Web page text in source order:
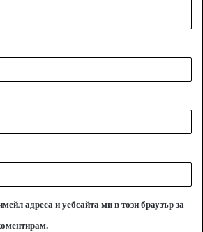
адреса и уебсайта ми в този браузър за